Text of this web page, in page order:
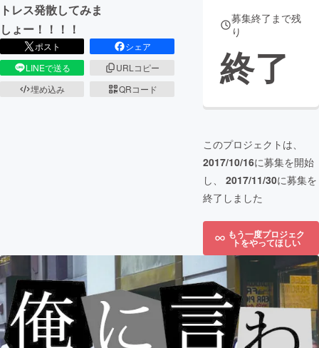
CAMPFIREふるさと納税
トレス発散してみま
しょー！！！！
ポスト
シェア
LINEで送る
URLコピー
埋め込み
QRコード
募集終了まで残
り
終了
このプロジェクトは、
2017/10/16に募集を開始
し、 2017/11/30に募集を
終了しました
もう一度プロジェク
トをやってほしい